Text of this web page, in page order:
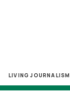
LIVING JOURNALISM